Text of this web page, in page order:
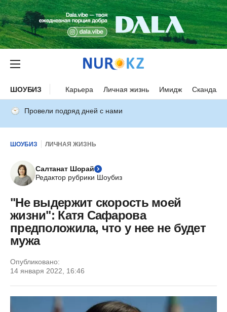
ШОУБИЗ Карьера Личная жизнь Имидж Скандалы
Провели подряд дней с нами
ШОУБИЗ ЛИЧНАЯ ЖИЗНЬ
Салтанат Шорай
Редактор рубрики Шоубиз
"Не выдержит скорость моей
жизни": Катя Сафарова
предположила, что у нее не будет
мужа
Опубликовано:
14 января 2022, 16:46